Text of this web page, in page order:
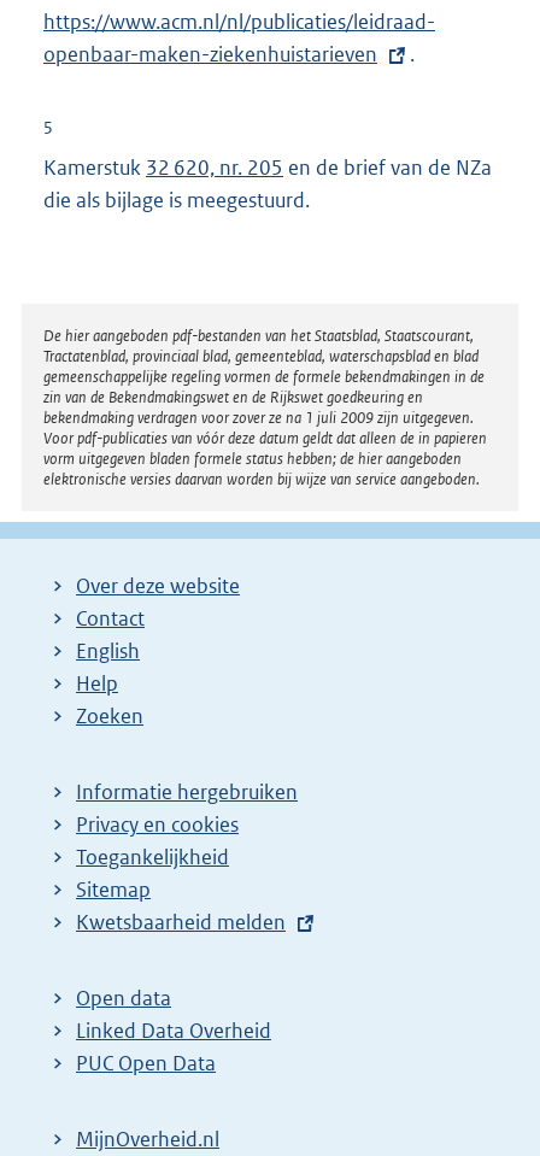
:
i
n
E
x
e
k
:
https://www.acm.nl/nl/publicaties/leidraad-
openbaar-maken-ziekenhuistarieven
.
5
Kamerstuk 32 620, nr. 205 en de brief van de NZa
die als bijlage is meegestuurd.
Disclaimer
De hier aangeboden pdf-bestanden van het Staatsblad, Staatscourant,
Tractatenblad, provinciaal blad, gemeenteblad, waterschapsblad en blad
gemeenschappelijke regeling vormen de formele bekendmakingen in de
zin van de Bekendmakingswet en de Rijkswet goedkeuring en
bekendmaking verdragen voor zover ze na 1 juli 2009 zijn uitgegeven.
Voor pdf-publicaties van vóór deze datum geldt dat alleen de in papieren
vorm uitgegeven bladen formele status hebben; de hier aangeboden
elektronische versies daarvan worden bij wijze van service aangeboden.
Over deze website
Contact
English
Help
Zoeken
Informatie hergebruiken
Privacy en cookies
Toegankelijkheid
Sitemap
E
t
e
r
l
Kwetsbaarheid melden
Open data
Linked Data Overheid
PUC Open Data
MijnOverheid.nl